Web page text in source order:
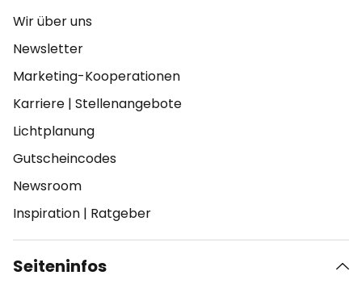
Wir über uns
Newsletter
Marketing-Kooperationen
Karriere | Stellenangebote
Lichtplanung
Gutscheincodes
Newsroom
Inspiration | Ratgeber
Seiteninfos